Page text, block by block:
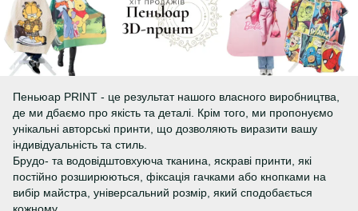
Пеньюар PRINT - це результат нашого власного виробництва,
де ми дбаємо про якість та деталі. Крім того, ми пропонуємо
унікальні авторські принти, що дозволяють виразити вашу
індивідуальність та стиль.
Брудо- та водовідштовхуюча тканина, яскраві принти, які
постійно розширюються, фіксація гачками або кнопками на
вибір майстра, універсальний розмір, який сподобається